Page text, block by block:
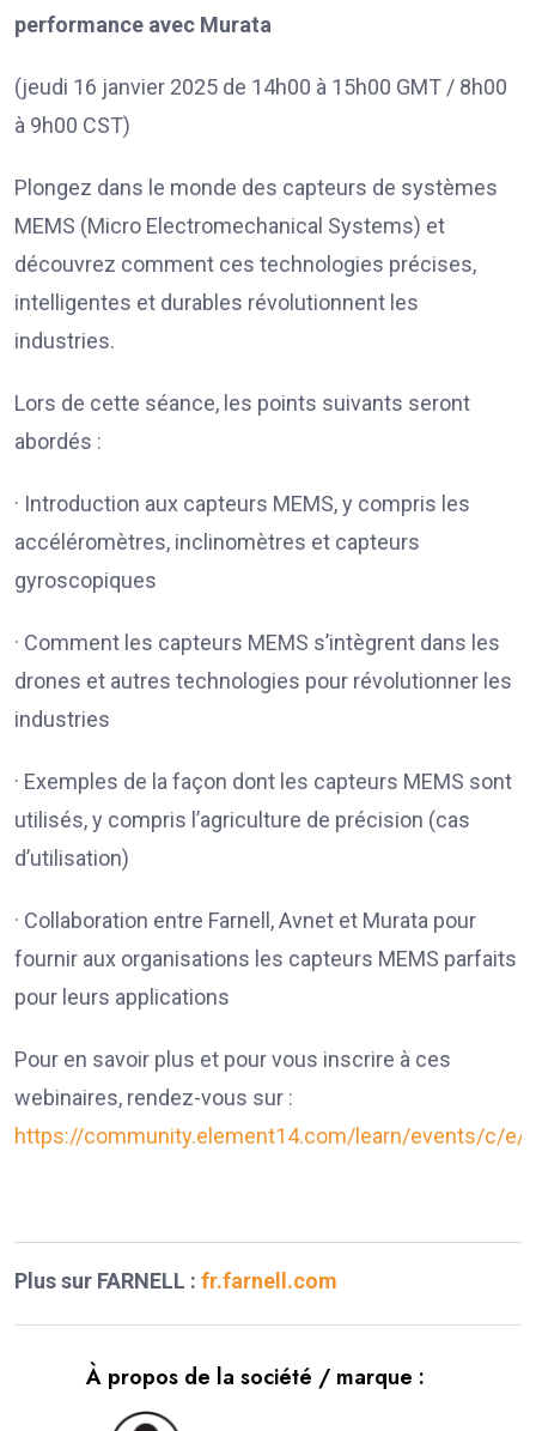
performance avec Murata
(jeudi 16 janvier 2025 de 14h00 à 15h00 GMT / 8h00
à 9h00 CST)
Plongez dans le monde des capteurs de systèmes
MEMS (Micro Electromechanical Systems) et
découvrez comment ces technologies précises,
intelligentes et durables révolutionnent les
industries.
Lors de cette séance, les points suivants seront
abordés :
· Introduction aux capteurs MEMS, y compris les
accéléromètres, inclinomètres et capteurs
gyroscopiques
· Comment les capteurs MEMS s’intègrent dans les
drones et autres technologies pour révolutionner les
industries
· Exemples de la façon dont les capteurs MEMS sont
utilisés, y compris l’agriculture de précision (cas
d’utilisation)
· Collaboration entre Farnell, Avnet et Murata pour
fournir aux organisations les capteurs MEMS parfaits
pour leurs applications
Pour en savoir plus et pour vous inscrire à ces
webinaires, rendez-vous sur :
https://community.element14.com/learn/events/c/e/
Plus sur FARNELL : fr.farnell.com
À propos de la société / marque :